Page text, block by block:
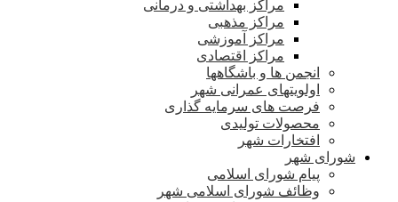
مراکز بهداشتی و درمانی
مراکز مذهبی
مراکز آموزشی
مراکز اقتصادی
انجمن ها و باشگاهها
اولویتهای عمرانی شهر
فرصت های سرمایه گذاری
محصولات تولیدی
افتخارات شهر
شورای شهر
پیام شورای اسلامی
وظائف شورای اسلامی شهر